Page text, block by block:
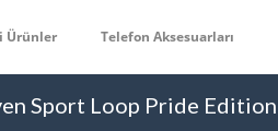
Ürünler Telefon Aksesuarları
Sport Loop Pride Edition